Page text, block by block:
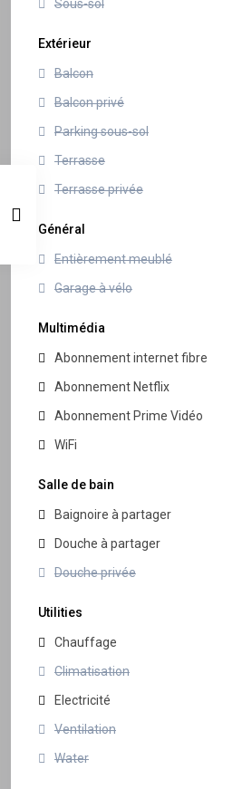
Sous-sol
Extérieur
Balcon
Balcon privé
Parking sous-sol
Terrasse
Terrasse privée
Général
Entièrement meublé
Garage à vélo
Multimédia
Abonnement internet fibre
Abonnement Netflix
Abonnement Prime Vidéo
WiFi
Salle de bain
Baignoire à partager
Douche à partager
Douche privée
Utilities
Chauffage
Climatisation
Electricité
Ventilation
Water